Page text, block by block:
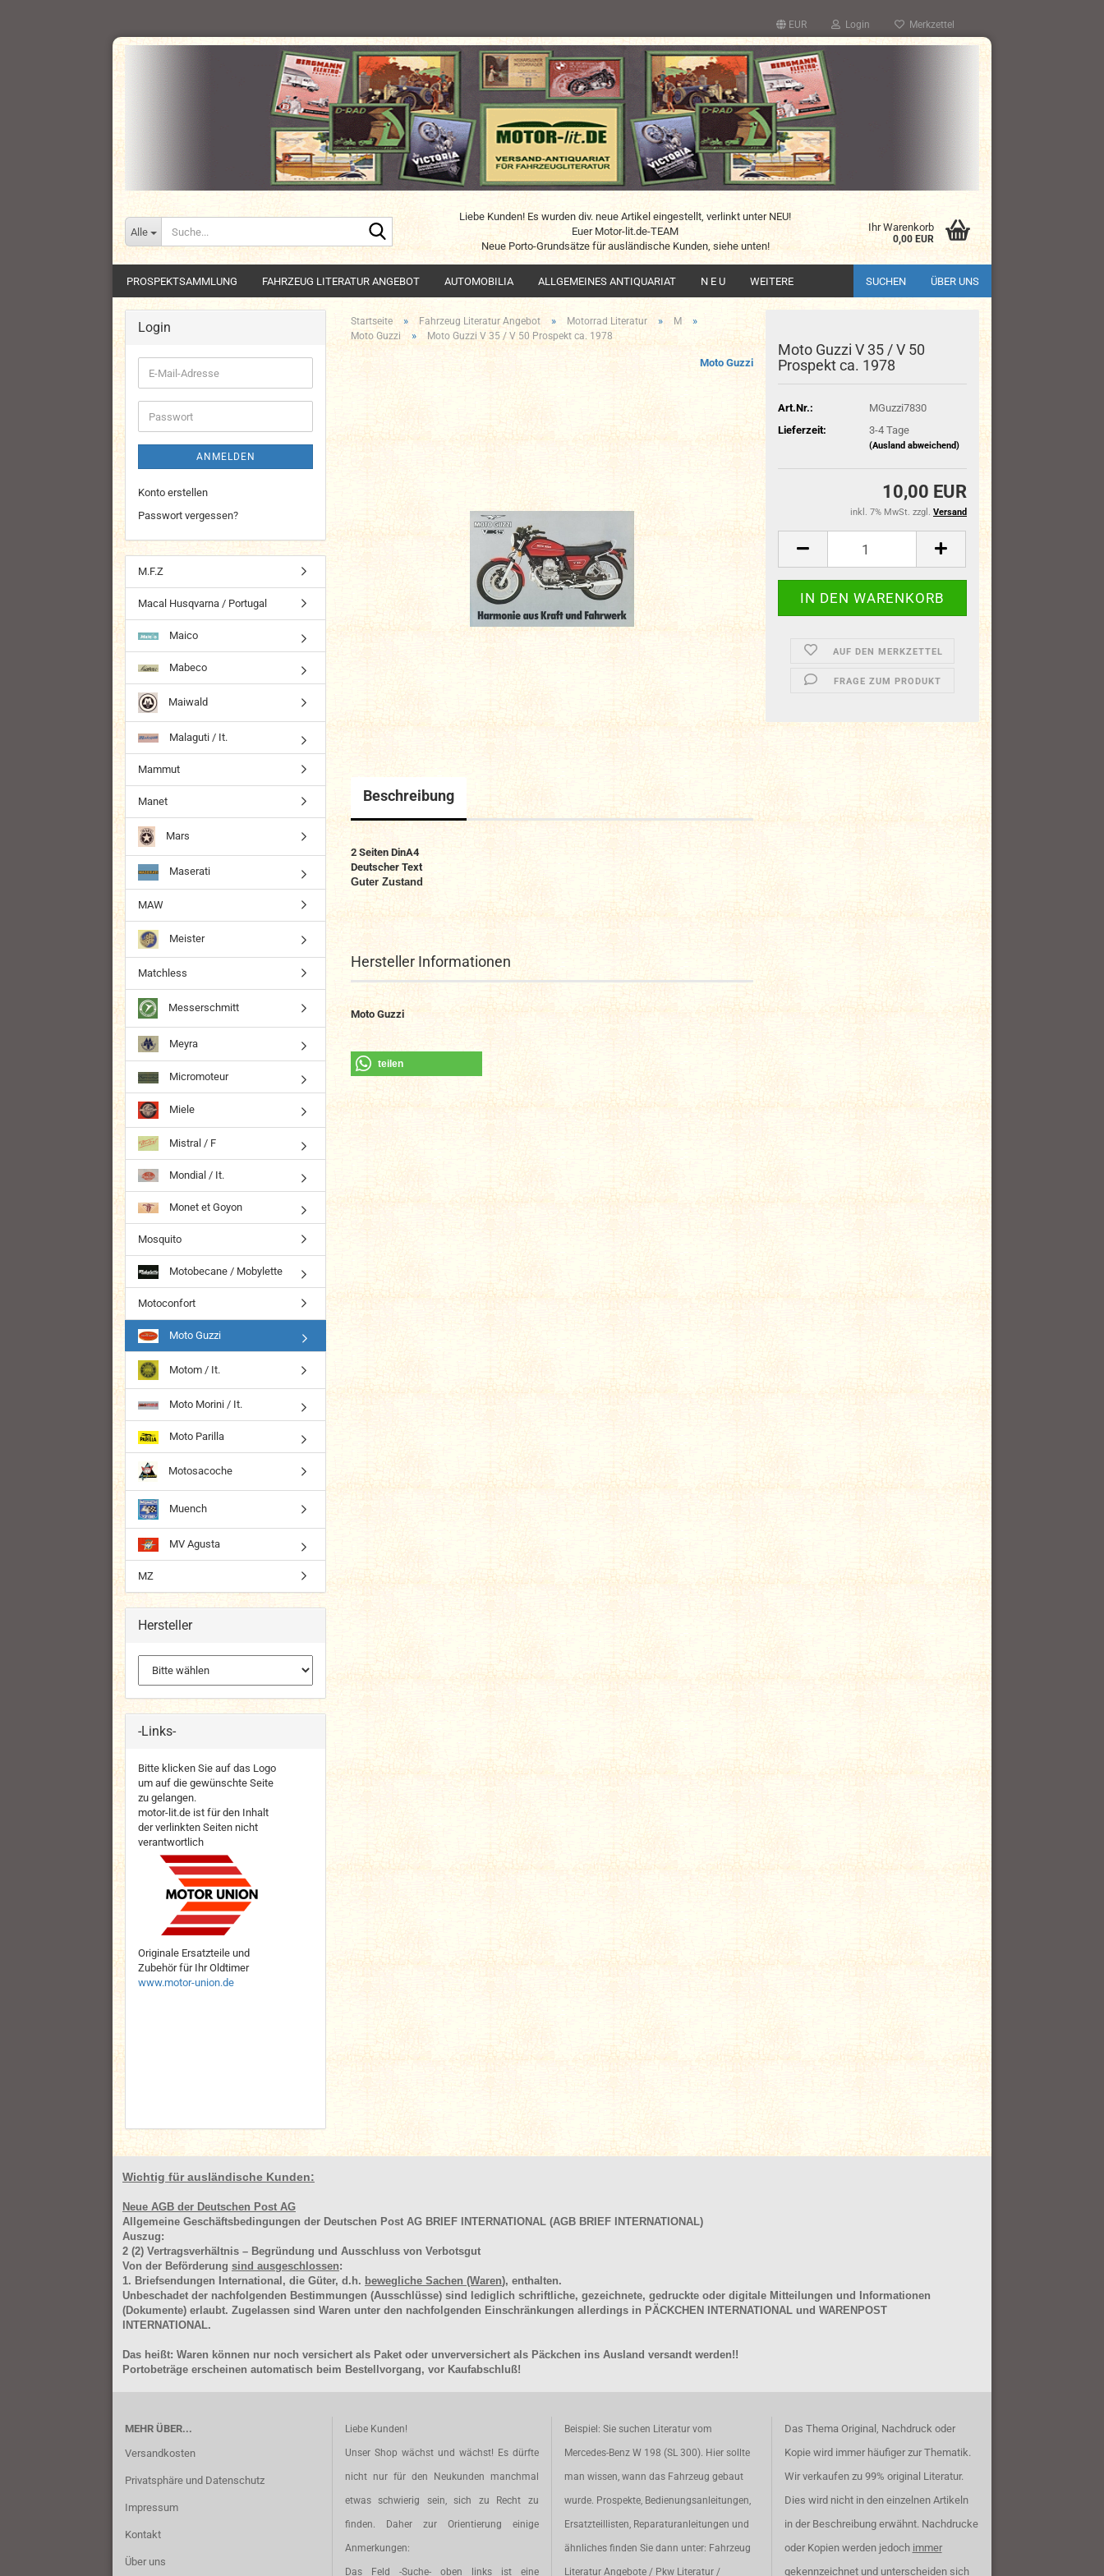
EUR Login Merkzettel
Alle
Liebe Kunden! Es wurden div. neue Artikel eingestellt, verlinkt unter NEU!
Euer Motor-lit.de-TEAM
Neue Porto-Grundsätze für ausländische Kunden, siehe unten!
Ihr Warenkorb
0,00 EUR
PROSPEKTSAMMLUNG FAHRZEUG LITERATUR ANGEBOT AUTOMOBILIA ALLGEMEINES ANTIQUARIAT N E U SUCHEN ÜBER UNS
WEITERE
Startseite » Fahrzeug Literatur Angebot » Motorrad Literatur » M »
Moto Guzzi » Moto Guzzi V 35 / V 50 Prospekt ca. 1978
Moto Guzzi
Moto Guzzi V 35 / V 50
Prospekt ca. 1978
Art.Nr.:
MGuzzi7830
Lieferzeit:
3-4 Tage
(Ausland abweichend)
10,00 EUR
inkl. 7% MwSt. zzgl. Versand
AUF DEN MERKZETTEL
FRAGE ZUM PRODUKT
Beschreibung
2 Seiten DinA4
Deutscher Text
Guter Zustand
Hersteller Informationen
Moto Guzzi
teilen
Login
E-
Mail-
Adresse
Passwort
ANMELDEN
Konto erstellen
Passwort vergessen?
M.F.Z
Macal Husqvarna / Portugal
Maico
Mabeco
Maiwald
Malaguti / It.
Mammut
Manet
Mars
Maserati
MAW
Meister
Matchless
Messerschmitt
Meyra
Micromoteur
Miele
Mistral / F
Mondial / It.
Monet et Goyon
Mosquito
Motobecane / Mobylette
Motoconfort
Moto Guzzi
Motom / It.
Moto Morini / It.
Moto Parilla
Motosacoche
Muench
MV Agusta
MZ
Hersteller
-Links-
Bitte klicken Sie auf das Logo
um auf die gewünschte Seite
zu gelangen.
motor-lit.de ist für den Inhalt
der verlinkten Seiten nicht
verantwortlich
Originale Ersatzteile und
Zubehör für Ihr Oldtimer
www.motor-union.de
Wichtig für ausländische Kunden:
Neue AGB der Deutschen Post AG
Allgemeine Geschäftsbedingungen der Deutschen Post AG BRIEF INTERNATIONAL (AGB BRIEF INTERNATIONAL)
Auszug:
2 (2) Vertragsverhältnis – Begründung und Ausschluss von Verbotsgut
Von der Beförderung sind ausgeschlossen:
1. Briefsendungen International, die Güter, d.h. bewegliche Sachen (Waren), enthalten.
Unbeschadet der nachfolgenden Bestimmungen (Ausschlüsse) sind lediglich schriftliche, gezeichnete, gedruckte oder digitale Mitteilungen und Informationen
(Dokumente) erlaubt. Zugelassen sind Waren unter den nachfolgenden Einschränkungen allerdings in PÄCKCHEN INTERNATIONAL und WARENPOST
INTERNATIONAL.
Das heißt: Waren können nur noch versichert als Paket oder unverversichert als Päckchen ins Ausland versandt werden!!
Portobeträge erscheinen automatisch beim Bestellvorgang, vor Kaufabschluß!
MEHR ÜBER...
Versandkosten
Privatsphäre und Datenschutz
Impressum
Kontakt
Über uns
Liebe Kunden!
Unser Shop wächst und wächst! Es dürfte
nicht nur für den Neukunden manchmal
etwas schwierig sein, sich zu Recht zu
finden. Daher zur Orientierung einige
Anmerkungen:
Das Feld -Suche- oben links ist eine
Beispiel: Sie suchen Literatur vom
Mercedes-Benz W 198 (SL 300). Hier sollte
man wissen, wann das Fahrzeug gebaut
wurde. Prospekte, Bedienungsanleitungen,
Ersatzteillisten, Reparaturanleitungen und
ähnliches finden Sie dann unter: Fahrzeug
Literatur Angebote / Pkw Literatur /
Das Thema Original, Nachdruck oder
Kopie wird immer häufiger zur Thematik.
Wir verkaufen zu 99% original Literatur.
Dies wird nicht in den einzelnen Artikeln
in der Beschreibung erwähnt. Nachdrucke
oder Kopien werden jedoch immer
gekennzeichnet und unterscheiden sich